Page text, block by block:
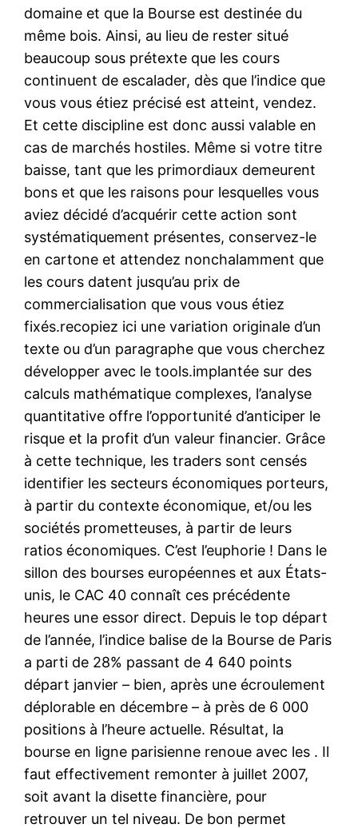
domaine et que la Bourse est destinée du
même bois. Ainsi, au lieu de rester situé
beaucoup sous prétexte que les cours
continuent de escalader, dès que l’indice que
vous vous étiez précisé est atteint, vendez.
Et cette discipline est donc aussi valable en
cas de marchés hostiles. Même si votre titre
baisse, tant que les primordiaux demeurent
bons et que les raisons pour lesquelles vous
aviez décidé d’acquérir cette action sont
systématiquement présentes, conservez-le
en cartone et attendez nonchalamment que
les cours datent jusqu’au prix de
commercialisation que vous vous étiez
fixés.recopiez ici une variation originale d’un
texte ou d’un paragraphe que vous cherchez
développer avec le tools.implantée sur des
calculs mathématique complexes, l’analyse
quantitative offre l’opportunité d’anticiper le
risque et la profit d’un valeur financier. Grâce
à cette technique, les traders sont censés
identifier les secteurs économiques porteurs,
à partir du contexte économique, et/ou les
sociétés prometteuses, à partir de leurs
ratios économiques. C’est l’euphorie ! Dans le
sillon des bourses européennes et aux États-
unis, le CAC 40 connaît ces précédente
heures une essor direct. Depuis le top départ
de l’année, l’indice balise de la Bourse de Paris
a parti de 28% passant de 4 640 points
départ janvier – bien, après une écroulement
déplorable en décembre – à près de 6 000
positions à l’heure actuelle. Résultat, la
bourse en ligne parisienne renoue avec les . Il
faut effectivement remonter à juillet 2007,
soit avant la disette financière, pour
retrouver un tel niveau. De bon permet